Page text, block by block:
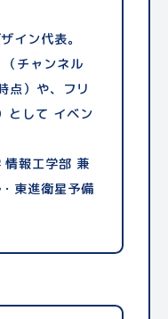
イン代表。
チャンネル
点）や、フリ
として イベン
情報工学部 兼
東進衛星予備